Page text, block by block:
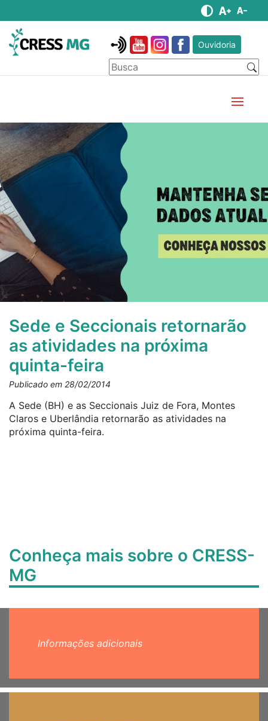
Ouvidoria
Sede e Seccionais retornarão
as atividades na próxima
quinta-feira
Publicado em 28/02/2014
A Sede (BH) e as Seccionais Juiz de Fora, Montes
Claros e Uberlândia retornarão as atividades na
próxima quinta-feira.
Conheça mais sobre o CRESS-
MG
Informações adicionais